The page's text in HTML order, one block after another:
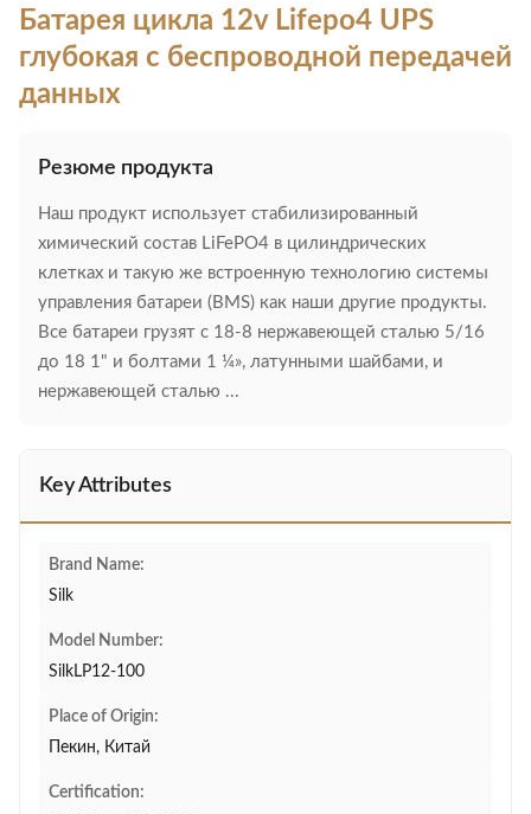
Батарея цикла 12v Lifepo4 UPS
глубокая с беспроводной передачей
данных
Резюме продукта
Наш продукт использует стабилизированный
химический состав LiFePO4 в цилиндрических
клетках и такую же встроенную технологию системы
управления батареи (BMS) как наши другие продукты.
Все батареи грузят с 18-8 нержавеющей сталью 5/16
до 18 1" и болтами 1 ¼», латунными шайбами, и
нержавеющей сталью ...
Key Attributes
Brand Name:
Silk
Model Number:
SilkLP12-100
Place of Origin:
Пекин, Китай
Certification: